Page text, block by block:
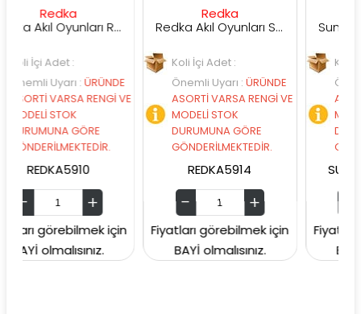
Redka Akıl Oyunları Renk Dedektifi Oyunu
:ÜRÜNDE
RENGİ VE
GÖRE
için
Redka Akıl Oyunları Strateji Üçgeni Oyunu
Koli İçi Adet :
Önemli Uyarı:ÜRÜNDE
ASORTİ VARSA RENGİ VE
MODELİ STOK
DURUMUNA GÖRE
GÖNDERİLMEKTEDİR.
REDKA5914
Fiyatları görebilmek için
BAYİ olmalısınız.
Koli İçi Adet :
Önemli Uyarı
ASORTİ VARSA
MODELİ STOK
DURUMUNA
Fiyatları
BAYİ